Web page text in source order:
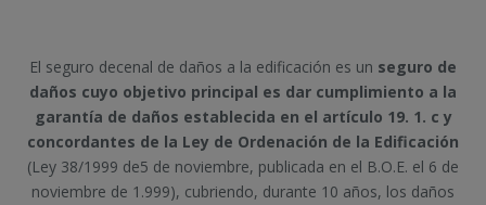
El seguro decenal de daños a la edificación es un seguro de
daños cuyo objetivo principal es dar cumplimiento a la
garantía de daños establecida en el artículo 19. 1. c y
concordantes de la Ley de Ordenación de la Edificación
(Ley 38/1999 de5 de noviembre, publicada en el B.O.E. el 6 de
noviembre de 1.999), cubriendo, durante 10 años, los daños